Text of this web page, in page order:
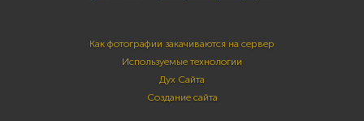
Как фотографии закачиваются на сервер
Используемые технологии
Дух Сайта
Создание сайта